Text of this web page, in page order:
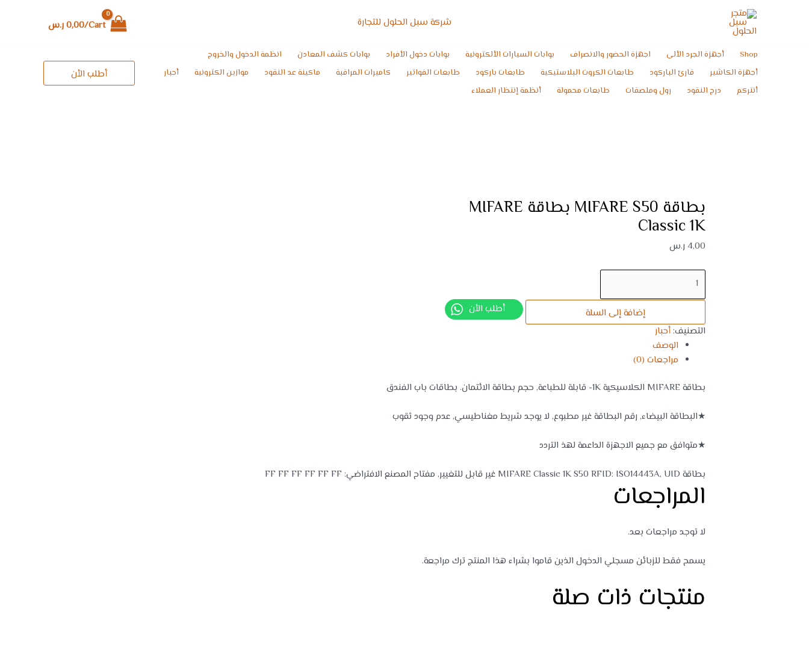
شركة سبل الحلول للتجارة Cart/
0,00ر.س
Shop أجهزة الجرد الألى اجهزة الحضور والانصراف بوابات السيارات الألكترونية بوابات دخول الأفراد بوابات كشف المعادن
انظمة الدخول والخروج
أجهزة الكاشير
قارئ الباركود طابعات الكروت البلاستيكية طابعات باركود طابعات الفواتير كاميرات المراقبة ماكينة عد النقود موازين الكترونية
أحبار
أنتركم
درج النقود رول وملصقات طابعات محمولة أنظمة إنتظار العملاء
أطلب الأن
بطاقة MIFARE S50 بطاقة MIFARE
Classic 1K
4,00 ر.س
S50
MIFARE
Classic
إضافة إلى السلة
أطلب الأن
التصنيف:أحبار
الوصف
مراجعات (0)
بطاقة MIFARE الكلاسيكية 1K- قابلة للطباعة, حجم بطاقة الائتمان. بطاقات باب الفندق
★البطاقة البيضاء, رقم البطاقة غير مطبوع, لا يوجد شريط مغناطيسي, عدم وجود ثقوب
★متوافق مع جميع الاجهزة الداعمة لهذ التردد
بطاقة MIFARE Classic 1K S50 RFID: ISO14443A, UID غير قابل للتغيير, مفتاح المصنع الافتراضي: FF FF FF FF FF FF
المراجعات
لا توجد مراجعات بعد.
يسمح فقط للزبائن مسجلي الدخول الذين قاموا بشراء هذا المنتج ترك مراجعة.
منتجات ذات صلة